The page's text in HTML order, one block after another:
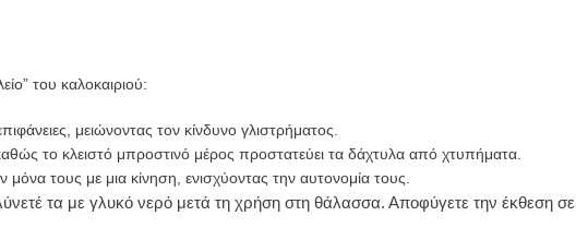
του καλοκαιριού:
μειώνοντας τον κίνδυνο γλιστρήματος.
το κλειστό μπροστινό μέρος προστατεύει τα δάχτυλα από χτυπήματα.
τους με μια κίνηση, ενισχύοντας την αυτονομία τους.
τα με γλυκό νερό μετά τη χρήση στη θάλασσα. Αποφύγετε την έκθεση